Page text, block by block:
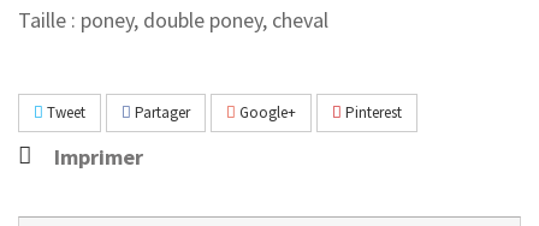
Taille : poney, double poney, cheval
Tweet Partager Google+ Pinterest
Imprimer